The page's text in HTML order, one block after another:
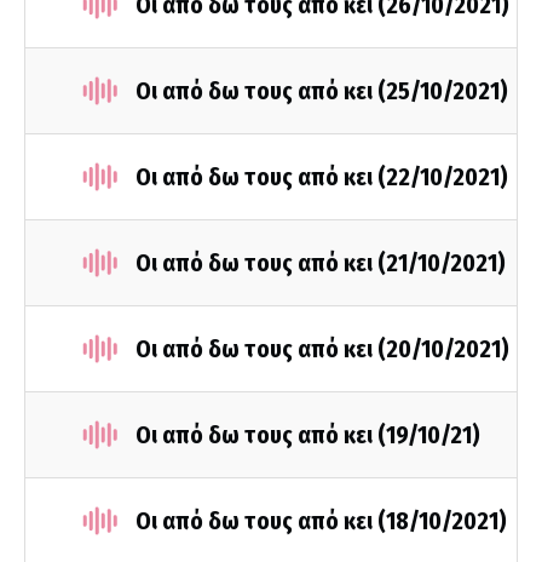
Οι από δω τους από κει (25/10/2021)
Οι από δω τους από κει (22/10/2021)
Οι από δω τους από κει (21/10/2021)
Οι από δω τους από κει (20/10/2021)
Οι από δω τους από κει (19/10/21)
Οι από δω τους από κει (18/10/2021)